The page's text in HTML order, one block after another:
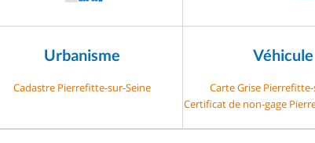
Urbanisme
Cadastre Pierrefitte-sur-Seine
Véhicule
Carte Grise
Certificat de non-gage